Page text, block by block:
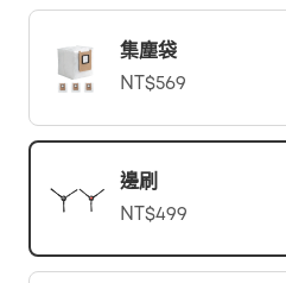
集塵袋
NT$569
邊刷
NT$499